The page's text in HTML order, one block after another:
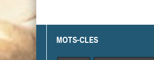
MOTS-CLES